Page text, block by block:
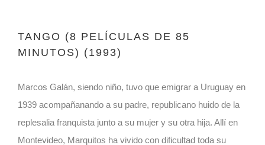
TANGO (8 PELÍCULAS DE 85
MINUTOS) (1993)
Marcos Galán, siendo niño, tuvo que emigrar a Uruguay en
1939 acompañanando a su padre, republicano huido de la
replesalia franquista junto a su mujer y su otra hija. Allí en
Montevideo, Marquitos ha vivido con dificultad toda su